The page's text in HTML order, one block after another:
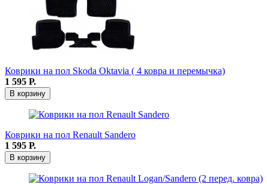
Коврики на пол Skoda Oktavia ( 4 ковра и перемычка)
1 595 Р.
В корзину
Коврики на пол Renault Sandero
1 595 Р.
В корзину